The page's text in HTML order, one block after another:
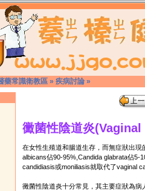
藥常識衛教區 » 疾病討論 »
黴菌性陰道炎
在女性生殖道和腸道生存，而無症狀出現
albicans佔90-95%,Candida glabrata佔5-
candidiasis或moniliasis就取代了vaginal
黴菌性陰道炎十分常見，其主要症狀為